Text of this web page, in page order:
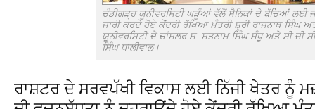
ਚੰਡੀਗੜ੍ਹ ਯੂਨੀਵਰਸਿਟੀ ਘੜੂੰਆਂ ਵੱਲੋਂ ਸੈਨਿਕਾਂ ਦੇ ਬੱਚਿਆਂ ਲਈ
ਜਾਰੀ ਕਰਦੇ ਹੋਏ ਕੇਂਦਰੀ ਰੱਖਿਆ ਮੰਤਰੀ ਸ਼੍ਰੀ ਰਾਜਨਾਥ ਸਿੰਘ
ਯੂਨੀਵਰਸਿਟੀ ਦੇ ਚਾਂਸਲਰ ਸ. ਸਤਨਾਮ ਸਿੰਘ ਸੰਧੂ ਅਤੇ
ਸਿੰਘ ਧਾਲੀਵਾਲ।
ਰਾਸ਼ਟਰ ਦੇ ਸਰਵਪੱਖੀ ਵਿਕਾਸ ਲਈ ਨਿੱਜੀ ਖੇਤਰ ਨੂੰ